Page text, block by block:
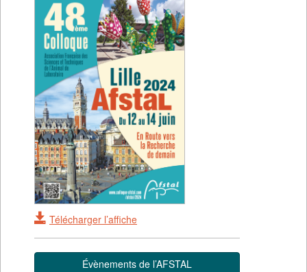
Télécharger l’affiche
Évènements de l’AFSTAL